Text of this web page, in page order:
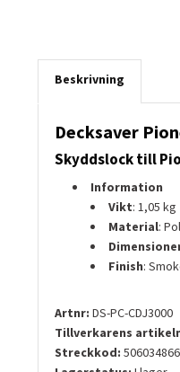
Beskrivning
Decksaver
Skyddslock till
Information
Vikt: 1,05 kg
Material:
Finish:
Artnr: DS-PC-CDJ3000
Tillverkarens
Streckkod: